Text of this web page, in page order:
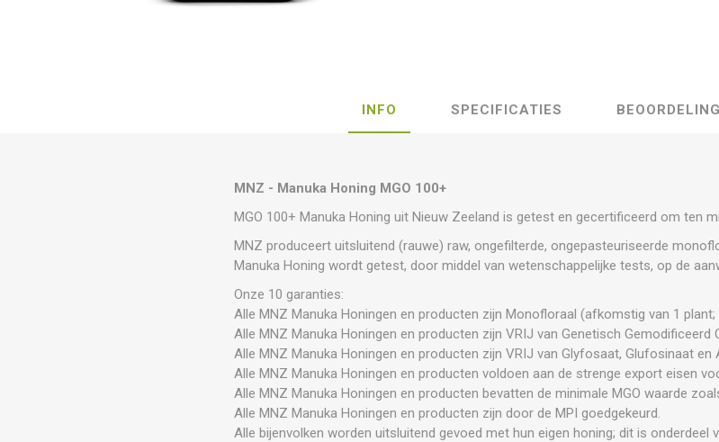
INFO SPECIFICATIES BEOORDELING
MNZ - Manuka Honing MGO 100+
MGO 100+ Manuka Honing uit Nieuw Zeeland is getest en gecertificeerd om ten
MNZ produceert uitsluitend (rauwe) raw, ongefilterde, ongepasteuriseerde
Manuka Honing wordt getest, door middel van wetenschappelijke tests, op de
Onze 10 garanties:
Alle MNZ Manuka Honingen en producten zijn Monofloraal (afkomstig van 1
Alle MNZ Manuka Honingen en producten zijn VRIJ van Genetisch Gemodificeerd
Alle MNZ Manuka Honingen en producten zijn VRIJ van Glyfosaat, Glufosinaat
Alle MNZ Manuka Honingen en producten voldoen aan de strenge export eisen
Alle MNZ Manuka Honingen en producten bevatten de minimale MGO waarde
Alle MNZ Manuka Honingen en producten zijn door de MPI goedgekeurd.
Alle bijenvolken worden uitsluitend gevoed met hun eigen honing; dit is onderdeel